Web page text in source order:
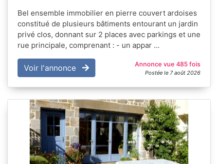
Bel ensemble immobilier en pierre couvert ardoises
constitué de plusieurs bâtiments entourant un jardin
privé clos, donnant sur 2 places avec parkings et une
rue principale, comprenant : - un appar ...
Voir l'annonce Annonce vue 485 fois
Postée le 7 août 2026